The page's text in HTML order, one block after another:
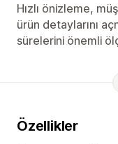
Hızlı önizleme,
ürün detaylarını
sürelerini önemli
Özellikler